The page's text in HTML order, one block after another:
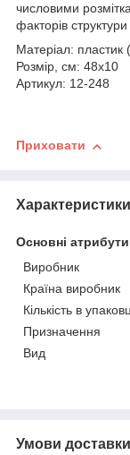
числовими
факторів
Матеріал: пластик
Розмір, см: 48х10
Артикул: 12-248
Приховати
Характеристики
Основні атрибути
Виробник
Країна виробник
Кількість в
Призначення
Вид
Умови доставки